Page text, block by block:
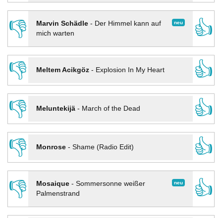
👎 neu
Marvin Schädle- Der Himmel kann auf
mich warten
👍
👎
Meltem Acikgöz- Explosion In My Heart
👍
👎
Meluntekijä- March of the Dead
👍
👎
Monrose- Shame (Radio Edit)
👍
👎
neu
Mosaique- Sommersonne weißer
Palmenstrand
👍